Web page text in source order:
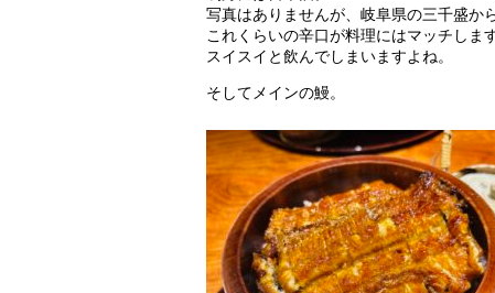
写真はありませんが、岐阜県の三千盛か
これくらいの辛口が料理にはマッチします
スイスイと飲んでしまいますよね。
そしてメインの鰻。